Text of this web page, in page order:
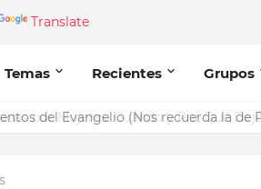
Translate
Temas Recientes Grupos
del Evangelio (Nos recuerda la de